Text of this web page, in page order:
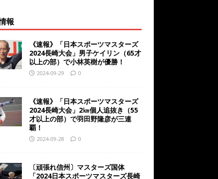
報
《速報》「日本スポーツマスターズ
2024長崎大会」男子ケイリン（65才
以上の部）で小林英樹が優勝！
2024-09-29 0
《速報》「日本スポーツマスターズ
2024長崎大会」2㎞個人追抜き（55
才以上の部）で羽田野隆彦が三連
覇！
2024-09-28 0
〔頑張れ信州〕マスターズ国体
「2024日本スポーツマスターズ長崎